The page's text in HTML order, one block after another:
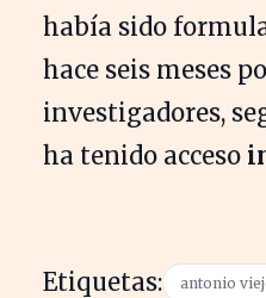
había sido
hace seis meses
investigadores,
ha tenido acceso
Etiquetas: antonio